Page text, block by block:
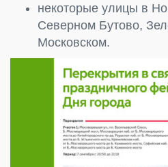
некоторые улицы в
Северном Бутово,
Московском.